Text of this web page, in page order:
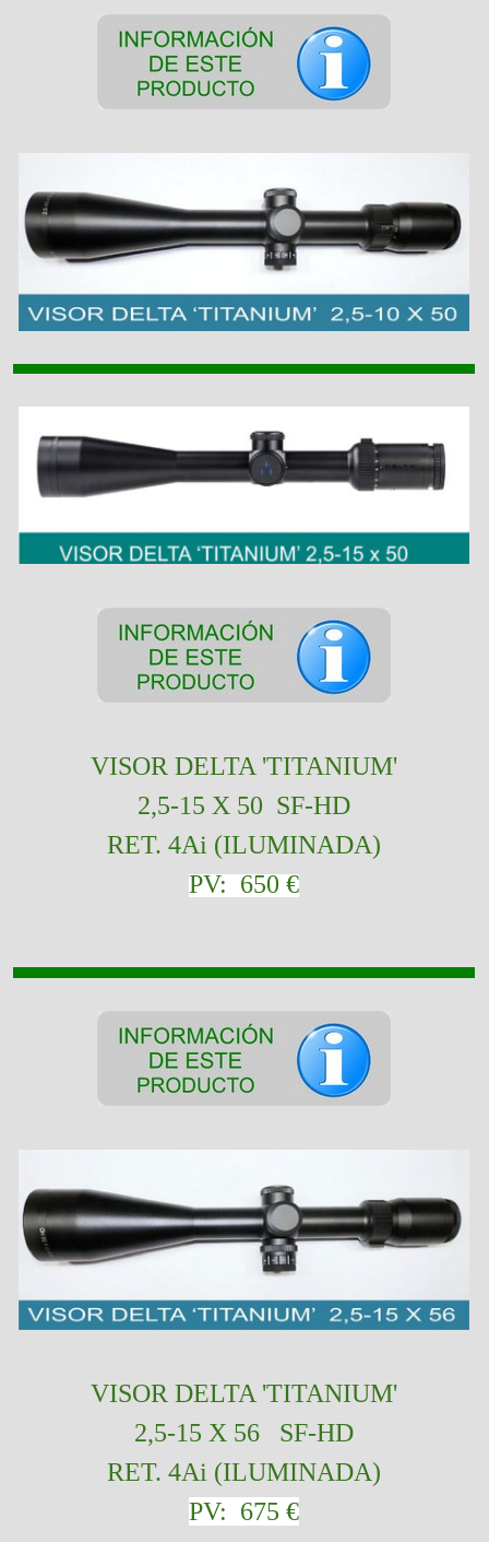
VISORDELTA 'TITANIUM'
2,5-15 X 50 SF-HD
RET. 4Ai (ILUMINADA)
PV: 650€
VISORDELTA 'TITANIUM'
2,5-15 X 56 SF-HD
RET. 4Ai (ILUMINADA)
PV: 675 €